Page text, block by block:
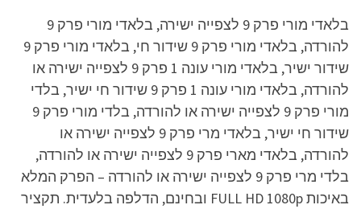
בלאדי מורי פרק 9 לצפייה ישירה, בלאדי מורי פרק 9
להורדה, בלאדי מורי פרק 9 שידור חי, בלאדי מורי פרק 9
שידור ישיר, בלאדי מורי עונה 1 פרק 9 לצפייה ישירה או
להורדה, בלאדי מורי עונה 1 פרק 9 שידור חי ישיר, בלדי
מורי פרק 9 לצפייה ישירה או להורדה, בלדי מורי פרק 9
שידור חי ישיר, בלאדי מרי פרק 9 לצפייה ישירה או
להורדה, בלאדי מארי פרק 9 לצפייה ישירה או להורדה,
בלדי מרי פרק 9 לצפייה ישירה או להורדה – הפרק המלא
באיכות FULL HD 1080p ובחינם, הדלפה בלעדית. תקציר